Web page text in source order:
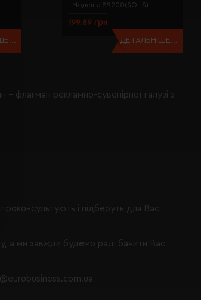
- флагман рекламно-сувенірної галузі з
і підберуть для Вас
а ми завжди будемо раді бачити Вас
Модель: 89200(SOL’S)
199.89 грн
ДЕТАЛЬНІШЕ...